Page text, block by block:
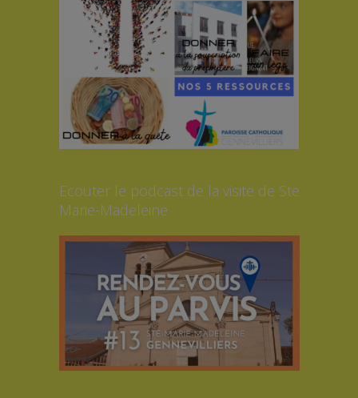
Ecouter le podcast de la visite de Ste
Marie-Madeleine